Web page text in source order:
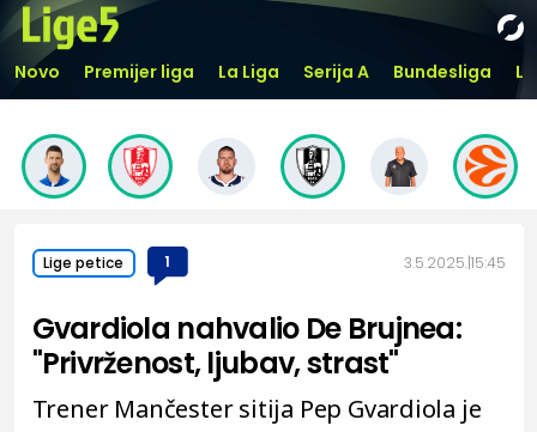
Novo Premijer liga La Liga Serija A Bundesliga
Lige petice 1 3.5.2025. 15:45
Gvardiola nahvalio De Brujnea:
"Privrženost, ljubav, strast"
Trener Mančester sitija Pep Gvardiola je